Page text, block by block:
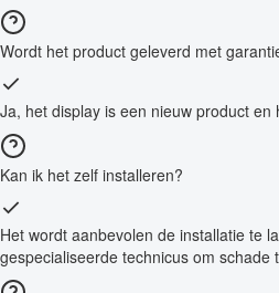
Wordt het product geleverd met
Ja, het display is een nieuw product en
Kan ik het zelf installeren?
Het wordt aanbevolen de installatie te
gespecialiseerde technicus om schade